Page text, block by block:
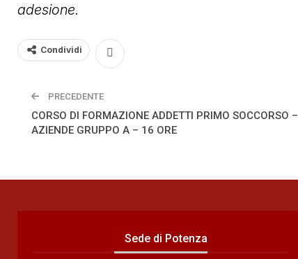
adesione.
Condividi
PRECEDENTE
CORSO DI FORMAZIONE ADDETTI PRIMO SOCCORSO –
AZIENDE GRUPPO A – 16 ORE
Sede di Potenza